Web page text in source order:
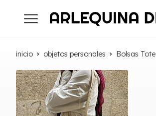
inicio objetos personales Bolsas Tote